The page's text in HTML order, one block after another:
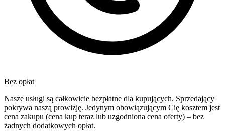
Bez opłat
Nasze usługi są całkowicie bezpłatne dla kupujących. Sprzedający
pokrywa naszą prowizję. Jedynym obowiązującym Cię kosztem jest
cena zakupu (cena kup teraz lub uzgodniona cena oferty) – bez
żadnych dodatkowych opłat.